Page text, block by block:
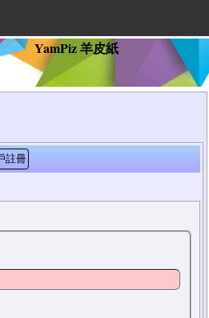
YamPiz 羊皮紙
註冊